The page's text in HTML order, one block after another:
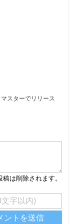
スターでリリース